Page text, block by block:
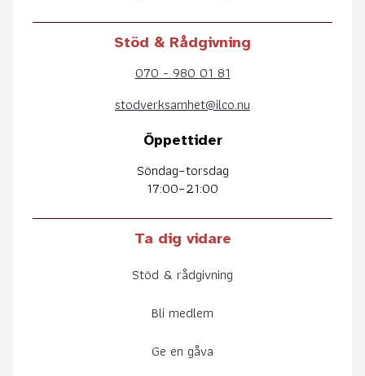
Stöd & Rådgivning
070 - 980 01 81
stodverksamhet@ilco.nu
Öppettider
Söndag–torsdag
17:00–21:00
Ta dig vidare
Stöd & rådgivning
Bli medlem
Ge en gåva